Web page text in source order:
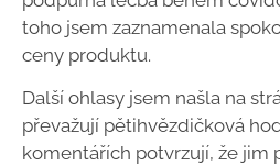
toho jsem zaznamenala
ceny produktu.
Další ohlasy jsem našla na
převažují pětihvězdičková
komentářích potvrzují, že jim